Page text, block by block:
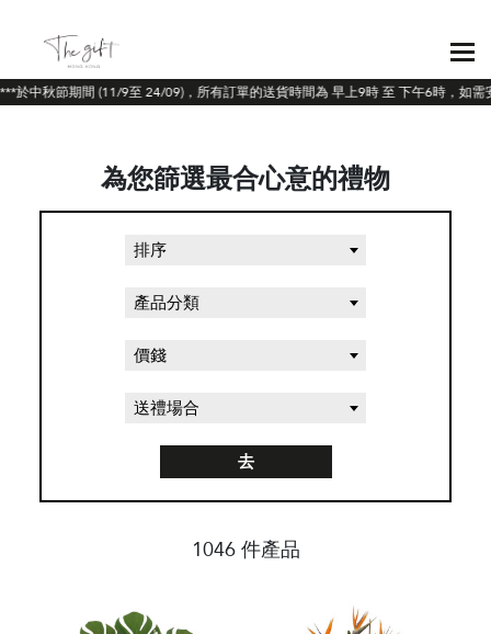
於中秋節期間 (11/9至 24/09)，所有訂單的送貨時間為 早上9時 至 下午6時，如需
為您篩選最合心意的禮物
排序
產品分類
價錢
送禮場合
去
1046 件產品